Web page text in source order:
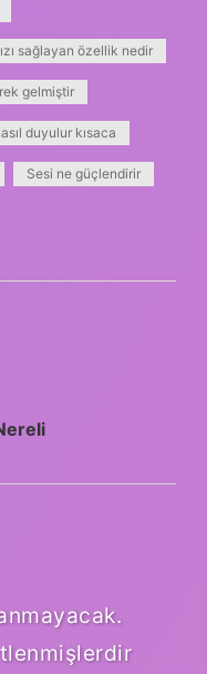
sağlayan özellik nedir
gelmiştir
duyulur kısaca
Sesi ne güçlendirir